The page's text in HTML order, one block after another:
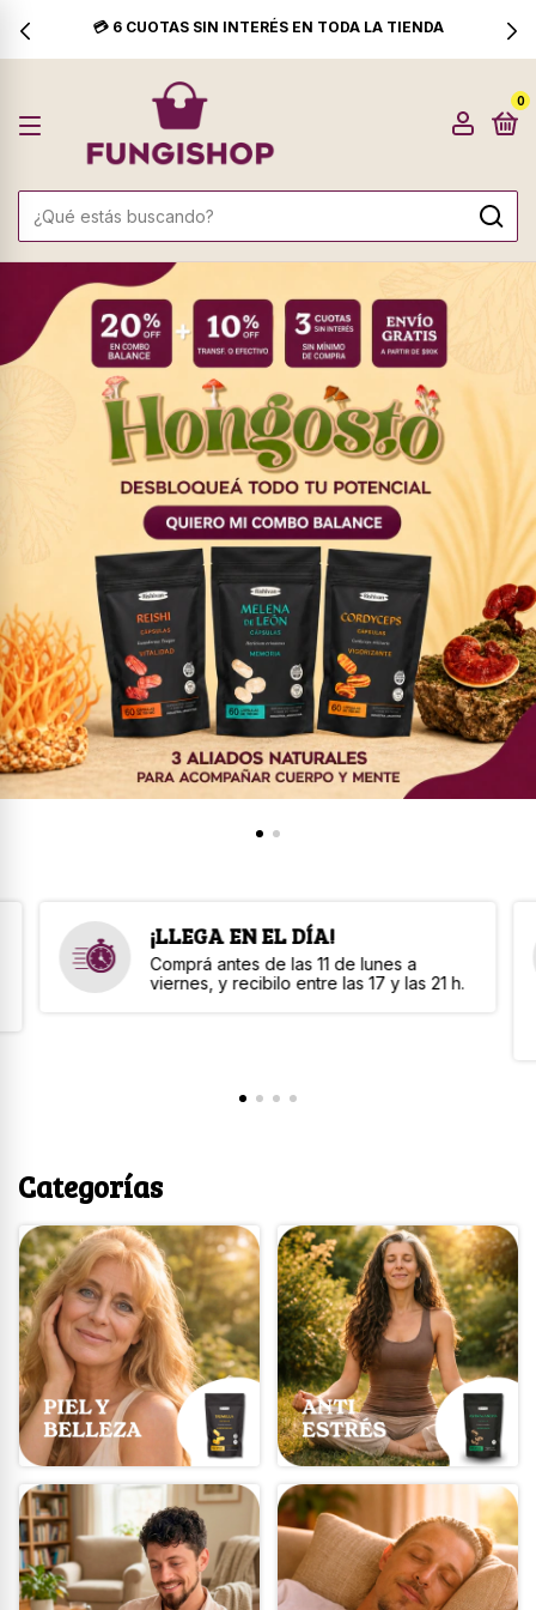
🚚 ENVÍO GRATIS A PARTIR DE $110.000
0
¡LLEGA EN EL DÍA!
Comprá antes de las 11 de lunes a
viernes, y recibilo entre las 17 y las 21 h.
Categorías